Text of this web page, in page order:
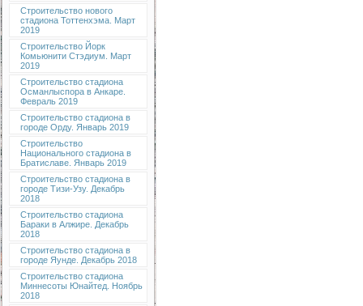
Строительство нового
стадиона Тоттенхэма. Март
2019
Строительство Йорк
Комьюнити Стэдиум. Март
2019
Строительство стадиона
Османлыспора в Анкаре.
Февраль 2019
Строительство стадиона в
городе Орду. Январь 2019
Строительство
Национального стадиона в
Братиславе. Январь 2019
Строительство стадиона в
городе Тизи-Узу. Декабрь
2018
Строительство стадиона
Бараки в Алжире. Декабрь
2018
Строительство стадиона в
городе Яунде. Декабрь 2018
Строительство стадиона
Миннесоты Юнайтед. Ноябрь
2018